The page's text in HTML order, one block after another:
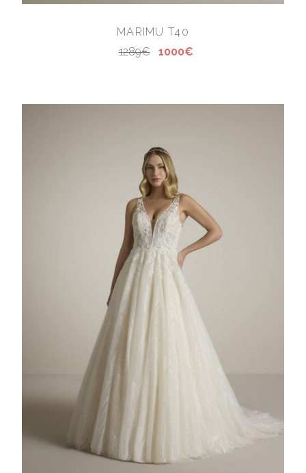
MARIMU T40
1289€
1000€